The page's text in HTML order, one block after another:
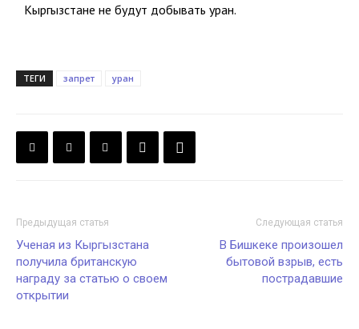
Кыргызстане не будут добывать уран.
ТЕГИ запрет уран
Предыдущая статья
Ученая из Кыргызстана
получила британскую
награду за статью о своем
открытии
Следующая статья
В Бишкеке произошел
бытовой взрыв, есть
пострадавшие